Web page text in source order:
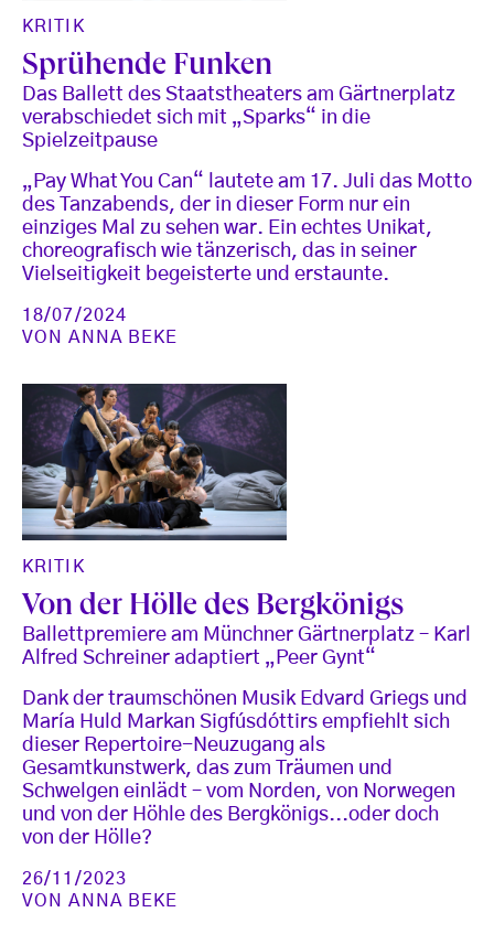
KRITIK
Sprühende Funken
Das Ballett des Staatstheaters am Gärtnerplatz
verabschiedet sich mit „Sparks“ in die
Spielzeitpause
„Pay What You Can“ lautete am 17. Juli das Motto
des Tanzabends, der in dieser Form nur ein
einziges Mal zu sehen war. Ein echtes Unikat,
choreografisch wie tänzerisch, das in seiner
Vielseitigkeit begeisterte und erstaunte.
18/07/2024
VONANNA BEKE
KRITIK
Von der Hölle des Bergkönigs
Ballettpremiere am Münchner Gärtnerplatz – Karl
Alfred Schreiner adaptiert „Peer Gynt“
Dank der traumschönen Musik Edvard Griegs und
María Huld Markan Sigfúsdóttirs empfiehlt sich
dieser Repertoire-Neuzugang als
Gesamtkunstwerk, das zum Träumen und
Schwelgen einlädt – vom Norden, von Norwegen
und von der Höhle des Bergkönigs...oder doch
von der Hölle?
26/11/2023
VONANNA BEKE